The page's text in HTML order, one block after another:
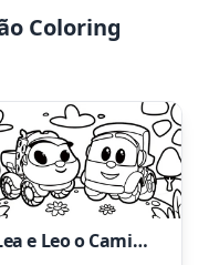
Coloring
Lea e Leo o Caminhão